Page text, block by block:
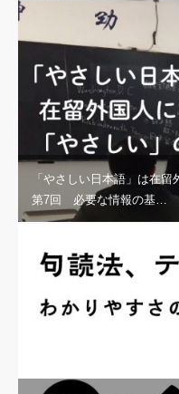
「やさしい日本語」は在
第7回 必要な情報の基…